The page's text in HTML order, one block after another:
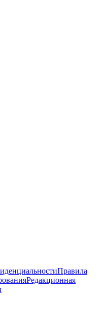
Правила
Редакционная